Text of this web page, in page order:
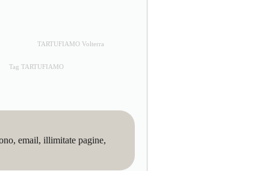
TARTUFIAMO Volterra
Tag TARTUFIAMO
email, illimitate pagine,